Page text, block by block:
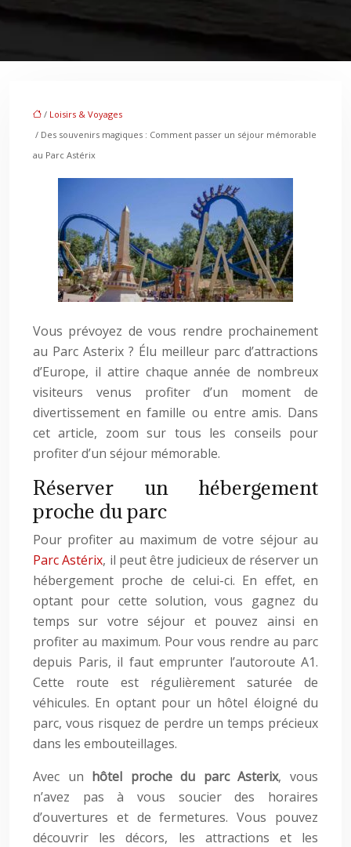
/ Loisirs & Voyages
/ Des souvenirs magiques : Comment passer un séjour mémorable
au Parc Astérix
Vous prévoyez de vous rendre prochainement
au Parc Asterix ? Élu meilleur parc d’attractions
d’Europe, il attire chaque année de nombreux
visiteurs venus profiter d’un moment de
divertissement en famille ou entre amis. Dans
cet article, zoom sur tous les conseils pour
profiter d’un séjour mémorable.
Réserver un hébergement
proche du parc
Pour profiter au maximum de votre séjour au
Parc Astérix, il peut être judicieux de réserver un
hébergement proche de celui-ci. En effet, en
optant pour cette solution, vous gagnez du
temps sur votre séjour et pouvez ainsi en
profiter au maximum. Pour vous rendre au parc
depuis Paris, il faut emprunter l’autoroute A1.
Cette route est régulièrement saturée de
véhicules. En optant pour un hôtel éloigné du
parc, vous risquez de perdre un temps précieux
dans les embouteillages.
Avec un hôtel proche du parc Asterix, vous
n’avez pas à vous soucier des horaires
d’ouvertures et de fermetures. Vous pouvez
découvrir les décors, les attractions et les